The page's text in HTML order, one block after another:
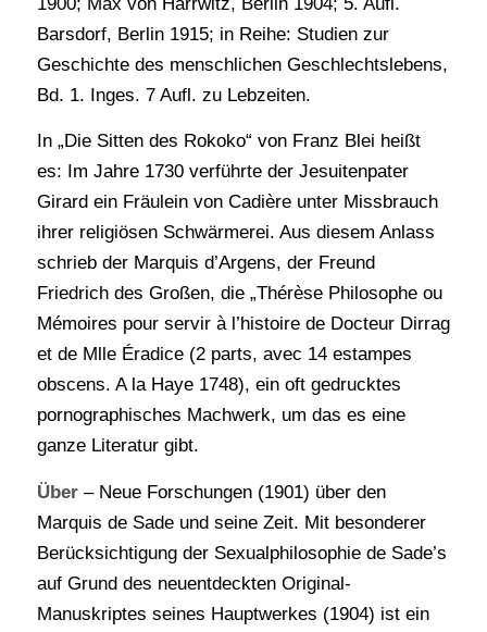
Barsdorf, Berlin 1915; in Reihe: Studien zur
Geschichte des menschlichen Geschlechtslebens,
Bd. 1. Inges. 7 Aufl. zu Lebzeiten.
In „Die Sitten des Rokoko“ von Franz Blei heißt
es: Im Jahre 1730 verführte der Jesuitenpater
Girard ein Fräulein von Cadière unter Missbrauch
ihrer religiösen Schwärmerei. Aus diesem Anlass
schrieb der Marquis d’Argens, der Freund
Friedrich des Großen, die „Thérèse Philosophe ou
Mémoires pour servir à l’histoire de Docteur Dirrag
et de Mlle Éradice (2 parts, avec 14 estampes
obscens. A la Haye 1748), ein oft gedrucktes
pornographisches Machwerk, um das es eine
ganze Literatur gibt.
Über– Neue Forschungen (1901) über den
Marquis de Sade und seine Zeit. Mit besonderer
Berücksichtigung der Sexualphilosophie de Sade’s
auf Grund des neuentdeckten Original-
Manuskriptes seines Hauptwerkes (1904) ist ein